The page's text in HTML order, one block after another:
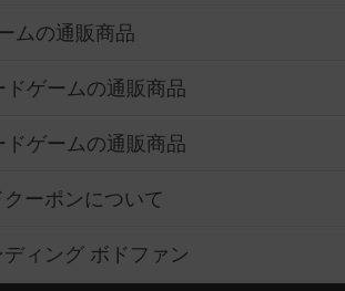
ムの通販商品
ゲームの通販商品
ゲームの通販商品
ーポンについて
ィング ボドファン